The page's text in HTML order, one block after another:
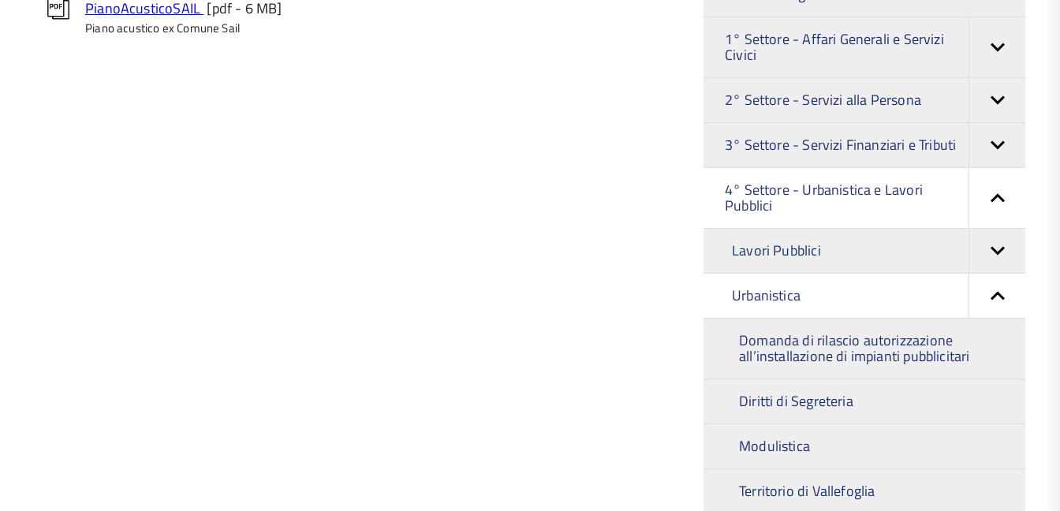
PianoAcusticoSAIL [pdf - 6 MB]
Piano acustico ex Comune Sail
1° Settore - Affari Generali e Servizi
Civici
2° Settore - Servizi alla Persona
3° Settore - Servizi Finanziari e Tributi
4° Settore - Urbanistica e Lavori
Pubblici
Lavori Pubblici
Urbanistica
Domanda di rilascio autorizzazione
all’installazione di impianti pubblicitari
Diritti di Segreteria
Modulistica
Territorio di Vallefoglia